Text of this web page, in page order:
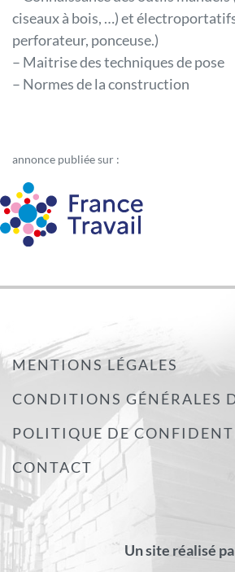
ciseaux à bois, …) et
perforateur, ponceuse.)
– Maitrise des techniques de pose
– Normes de la construction
annonce publiée sur :
MENTIONS LÉGALES
CONDITIONS GÉNÉRALES
POLITIQUE DE
CONTACT
Un site réalisé